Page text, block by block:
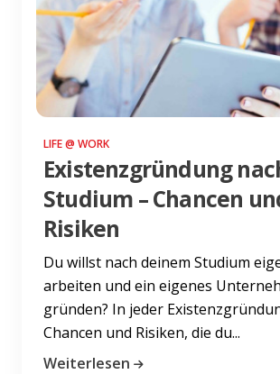
LIFE @ WORK
Existenzgründung
Studium – Chancen
Risiken
Du willst nach deinem Studium
arbeiten und ein eigenes
gründen? In jeder
Chancen und Risiken, die du...
Weiterlesen